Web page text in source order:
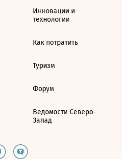
Инновации и
технологии
Как потратить
Туризм
Форум
Ведомости Северо-
Запад